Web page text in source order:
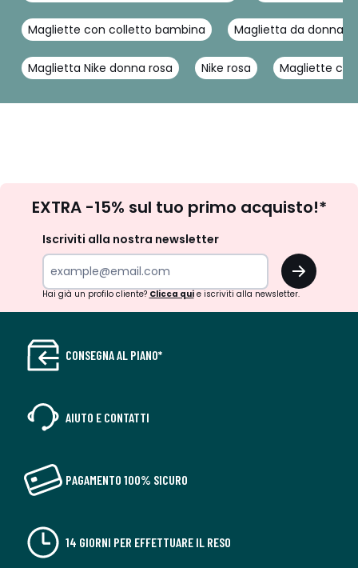
Magliette con colletto bambina Maglietta da donna
Maglietta Nike donna rosa Nike rosa Magliette
newsletter
EXTRA -15% sul tuo primo acquisto!*
Iscriviti alla nostra newsletter
OK
Hai già un profilo cliente? Clicca quie iscriviti alla newsletter.
CONSEGNA AL PIANO*
AIUTO E CONTATTI
PAGAMENTO 100% SICURO
14 GIORNI PER EFFETTUARE IL RESO